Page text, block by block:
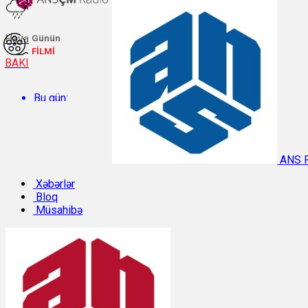
Hava
BAKI
Bu gün:
Temperatur: 30.4°C. Rütubət: 47%.
Sabah:
Günün
FİLMİ
ANS
Xəbərlər
Bloq
Müsahibə